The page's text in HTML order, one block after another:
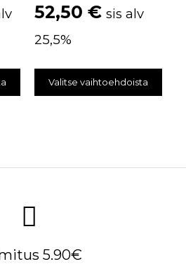
52,50 € sis alv
25,5%
Valitse vaihtoehdoista
5.90€